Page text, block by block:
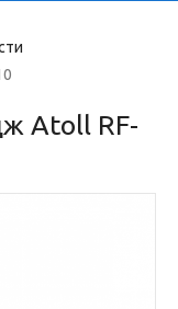
Atoll RF-